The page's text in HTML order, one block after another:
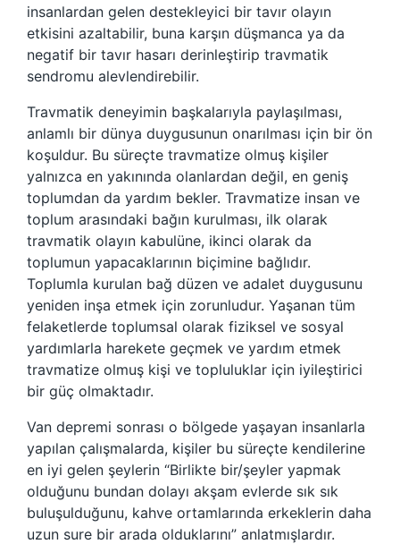
insanlardan gelen destekleyici bir tavır olayın
etkisini azaltabilir, buna karşın düşmanca ya da
negatif bir tavır hasarı derinleştirip travmatik
sendromu alevlendirebilir.
Travmatik deneyimin başkalarıyla paylaşılması,
anlamlı bir dünya duygusunun onarılması için bir ön
koşuldur. Bu süreçte travmatize olmuş kişiler
yalnızca en yakınında olanlardan değil, en geniş
toplumdan da yardım bekler. Travmatize insan ve
toplum arasındaki bağın kurulması, ilk olarak
travmatik olayın kabulüne, ikinci olarak da
toplumun yapacaklarının biçimine bağlıdır.
Toplumla kurulan bağ düzen ve adalet duygusunu
yeniden inşa etmek için zorunludur. Yaşanan tüm
felaketlerde toplumsal olarak fiziksel ve sosyal
yardımlarla harekete geçmek ve yardım etmek
travmatize olmuş kişi ve topluluklar için iyileştirici
bir güç olmaktadır.
Van depremi sonrası o bölgede yaşayan insanlarla
yapılan çalışmalarda, kişiler bu süreçte kendilerine
en iyi gelen şeylerin “Birlikte bir/şeyler yapmak
olduğunu bundan dolayı akşam evlerde sık sık
buluşulduğunu, kahve ortamlarında erkeklerin daha
uzun sure bir arada olduklarını” anlatmışlardır.